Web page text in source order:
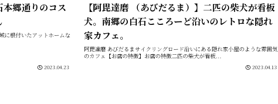
郷通りのコス
に根付いたアットホームな
2023.04.23
【阿毘達磨 （あびだるま）】二匹の柴犬が看板
犬。南郷の白石こころーど沿いのレトロな隠れ
家カフェ。
阿毘達磨 あびだるまサイクリングロード沿いにある隠れ家小屋のような雰囲気
のカフェ【お店の特徴】お店の特徴二匹の柴犬が看板...
2023.04.13